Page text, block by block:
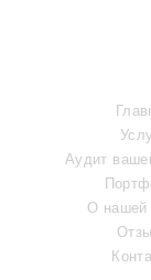
Аудит
О нашей